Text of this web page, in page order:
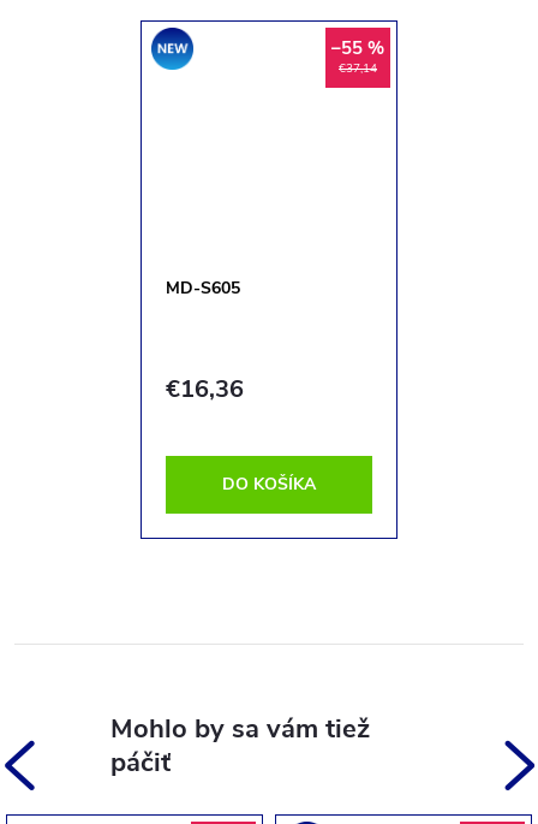
Akcia
€37,14
–55 %
MD-S605
€16,36
DO KOŠÍKA